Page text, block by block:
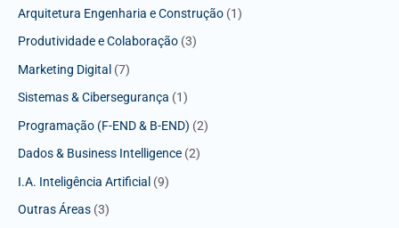
Arquitetura Engenharia e Construção (1)
Produtividade e Colaboração (3)
Marketing Digital (7)
Sistemas & Cibersegurança (1)
Programação (F-END & B-END) (2)
Dados & Business Intelligence (2)
I.A. Inteligência Artificial (9)
Outras Áreas (3)